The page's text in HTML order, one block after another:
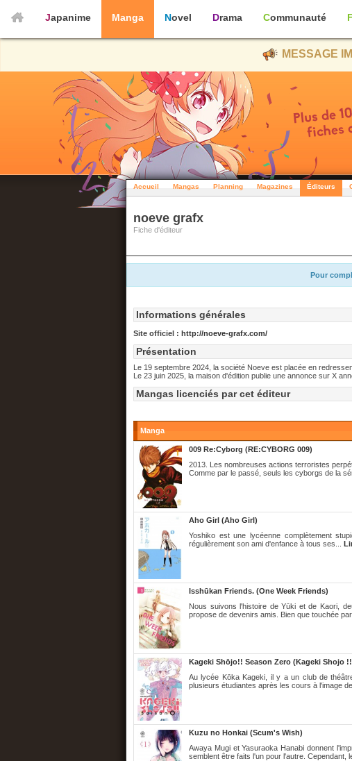
Japanime Manga Novel Drama Communauté
MESSAGE
Accueil Mangas Planning Magazines Éditeurs
noeve grafx
Fiche d'éditeur
Pour
Informations générales
Site officiel : http://noeve-grafx.com/
Présentation
Le 19 septembre 2024, la société Noeve est placée en
Le 23 juin 2025, la maison d'édition publie une annonce sur X
Mangas licenciés par cet éditeur
Manga
009 Re:Cyborg (RE:CYBORG 009)
2013. Les nombreuses actions terroristes
Comme par le passé, seuls les cyborgs de la
Aho Girl (Aho Girl)
Yoshiko est une lycéenne complètement
régulièrement son ami d'enfance à tous ses...
Isshūkan Friends. (One Week Friends)
Nous suivons l'histoire de Yūki et de Kaori,
propose de devenirs amis. Bien que touchée par
Kageki Shōjo!! Season Zero (Kageki Shojo
Au lycée Kōka Kageki, il y a un club de
plusieurs étudiantes après les cours à l'image
Kuzu no Honkai (Scum's Wish)
Awaya Mugi et Yasuraoka Hanabi donnent
semblent être faits l'un pour l'autre. Cependant,